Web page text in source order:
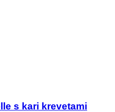
s kari krevetami